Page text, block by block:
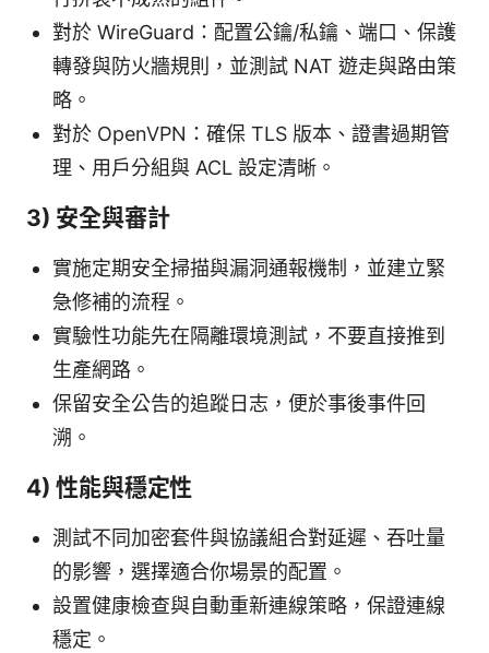
對於 WireGuard：配置公鑰/私鑰、端口、保護
轉發與防火牆規則，並測試 NAT 遊走與路由策
略。
對於 OpenVPN：確保 TLS 版本、證書過期管
理、用戶分組與 ACL 設定清晰。
3) 安全與審計
實施定期安全掃描與漏洞通報機制，並建立緊
急修補的流程。
實驗性功能先在隔離環境測試，不要直接推到
生產網路。
保留安全公告的追蹤日志，便於事後事件回
溯。
4) 性能與穩定性
測試不同加密套件與協議組合對延遲、吞吐量
的影響，選擇適合你場景的配置。
設置健康檢查與自動重新連線策略，保證連線
穩定。